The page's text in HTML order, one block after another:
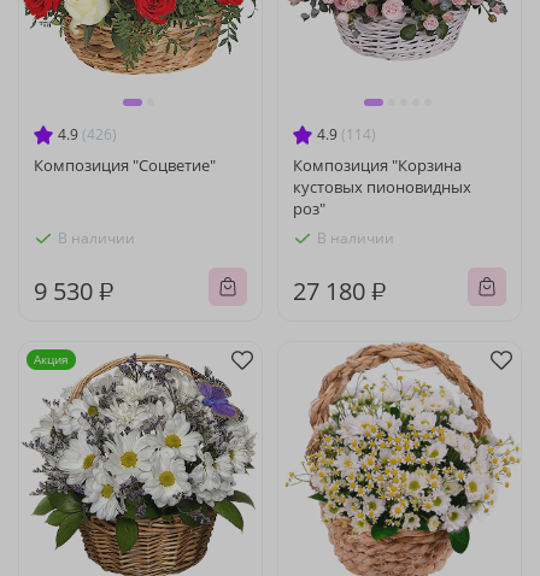
4.9 (426)
Композиция "Соцветие"
В наличии
9 530 ₽
4.9 (114)
Композиция "Корзина
кустовых пионовидных
роз"
В наличии
27 180 ₽
Акция